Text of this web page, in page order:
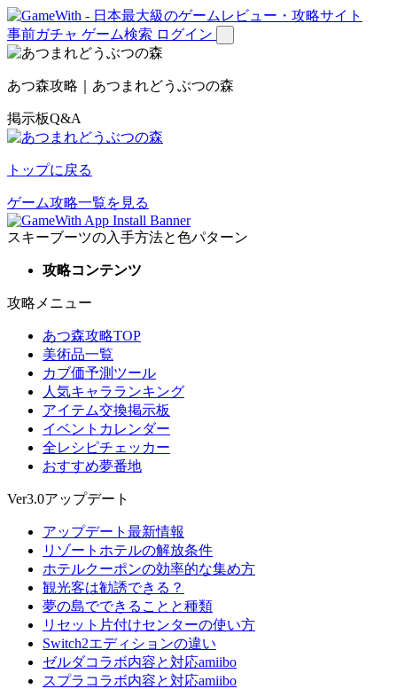
事前ガチャ ゲーム検索 ログイン
あつ森攻略｜あつまれどうぶつの森
掲示板Q&A
トップに戻る
ゲーム攻略一覧を見る
スキーブーツの入手方法と色パターン
攻略コンテンツ
攻略メニュー
あつ森攻略TOP
美術品一覧
カブ価予測ツール
人気キャラランキング
アイテム交換掲示板
イベントカレンダー
全レシピチェッカー
おすすめ夢番地
Ver3.0アップデート
アップデート最新情報
リゾートホテルの解放条件
ホテルクーポンの効率的な集め方
観光客は勧誘できる？
夢の島でできることと種類
リセット片付けセンターの使い方
Switch2エディションの違い
ゼルダコラボ内容と対応amiibo
スプラコラボ内容と対応amiibo